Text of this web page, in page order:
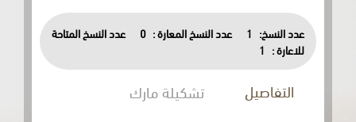
عدد النسخ: 1 عدد النسخ المعارة : 0
عدد النسخ المتاحة
للاعارة :
1
التفاصيل
تشكيلة مارك